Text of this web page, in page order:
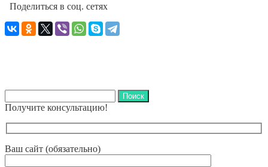
Поделиться в соц. сетях
Получите консультацию!
Ваш сайт (обязательно)